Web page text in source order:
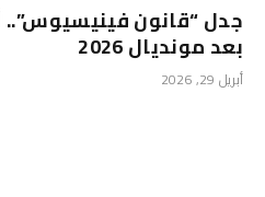
جدل “قانون فينيسيوس”..
بعد مونديال 2026
أبريل 29, 2026